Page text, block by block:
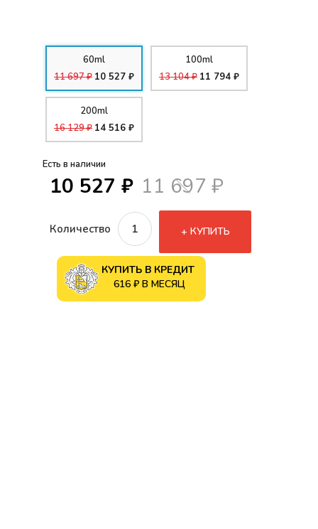
60ml
11 697 ₽ 10 527 ₽
100ml
13 104 ₽ 11 794 ₽
200ml
16 129 ₽ 14 516 ₽
Есть в наличии
10 527 ₽ 11 697 ₽
Количество КУПИТЬ
КУПИТЬ В КРЕДИТ
616 ₽ В МЕСЯЦ